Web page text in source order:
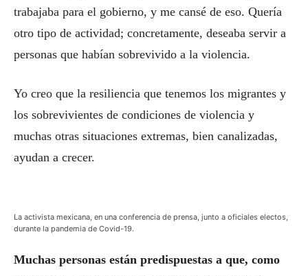
trabajaba para el gobierno, y me cansé de eso. Quería
otro tipo de actividad; concretamente, deseaba servir a
personas que habían sobrevivido a la violencia.
Yo creo que la resiliencia que tenemos los migrantes y
los sobrevivientes de condiciones de violencia y
muchas otras situaciones extremas, bien canalizadas,
ayudan a crecer.
La activista mexicana, en una conferencia de prensa, junto a oficiales electos,
durante la pandemia de Covid-19.
Muchas personas están predispuestas a que, como